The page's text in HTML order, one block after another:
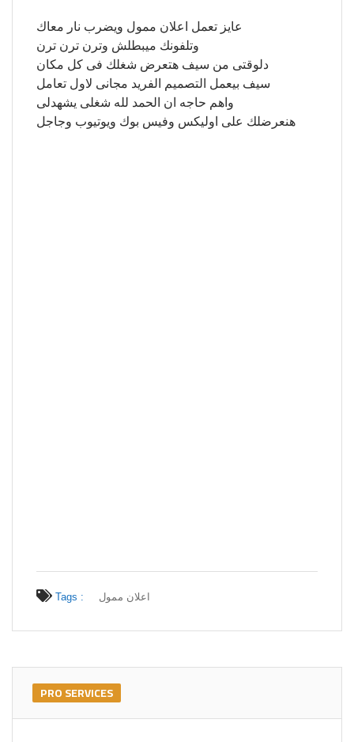
عايز تعمل اعلان ممول ويضرب نار معاك
وتلفونك ميبطلش وترن ترن ترن
دلوقتى من سيف هتعرض شغلك فى كل مكان
سيف بيعمل التصميم الفريد مجانى لاول تعامل
واهم حاجه ان الحمد لله شغلى يشهدلى
هنعرضلك على اوليكس وفيس بوك ويوتيوب وجاجل
Tags : اعلان ممول
PRO SERVICES